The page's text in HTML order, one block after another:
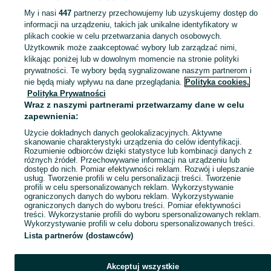
gniazda do kur z szuflada
ogórki jagody
Skorzystaj z największego serwisu ogłoszeniowego - Babienica i okolice! Kupuj to, czego pragniesz i sprzedawaj to, czego już nie potrzebujesz! Zobacz
Mapa kategorii
Mapa miejscowości
Mapa ministron
Popularne wyszukiwania
My i nasi 447partnerzy przechowujemy lub uzyskujemy dostęp do
informacji na urządzeniu, takich jak unikalne identyfikatory w
plikach cookie w celu przetwarzania danych osobowych.
Użytkownik może zaakceptować wybory lub zarządzać nimi,
klikając poniżej lub w dowolnym momencie na stronie polityki
prywatności. Te wybory będą sygnalizowane naszym partnerom i
nie będą miały wpływu na dane przeglądania. Polityka cookies,
Polityka Prywatności
Wraz z naszymi partnerami przetwarzamy dane w celu
zapewnienia:
Użycie dokładnych danych geolokalizacyjnych. Aktywne
skanowanie charakterystyki urządzenia do celów identyfikacji.
Rozumienie odbiorców dzięki statystyce lub kombinacji danych z
różnych źródeł. Przechowywanie informacji na urządzeniu lub
dostęp do nich. Pomiar efektywności reklam. Rozwój i ulepszanie
usług. Tworzenie profili w celu personalizacji treści. Tworzenie
profili w celu spersonalizowanych reklam. Wykorzystywanie
ograniczonych danych do wyboru reklam. Wykorzystywanie
ograniczonych danych do wyboru treści. Pomiar efektywności
treści. Wykorzystanie profili do wyboru spersonalizowanych reklam.
Wykorzystywanie profili w celu doboru spersonalizowanych treści.
Lista partnerów (dostawców)
Akceptuj wszystkie